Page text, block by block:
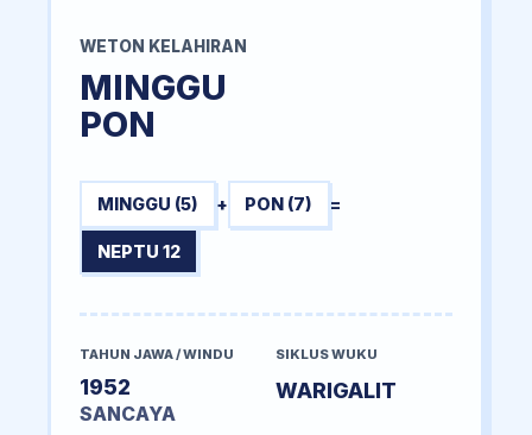
WETON KELAHIRAN
MINGGU
PON
MINGGU (5) + PON (7) =
NEPTU 12
TAHUN JAWA / WINDU
1952
SANCAYA
SIKLUS WUKU
WARIGALIT